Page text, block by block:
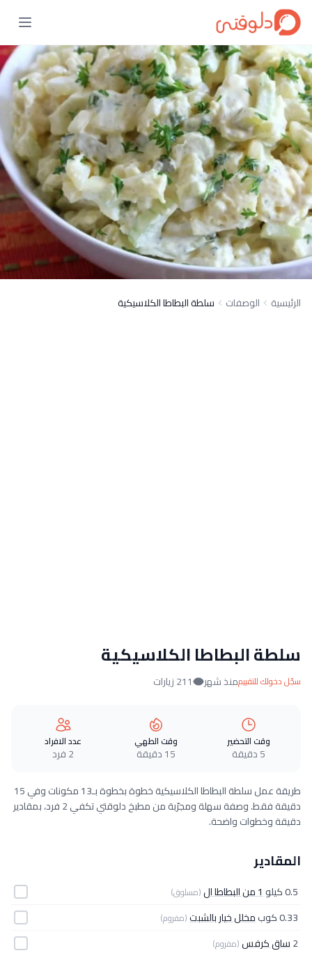
الرئيسية الوصفات سلطة البطاطا الكلاسيكية
سلطة البطاطا الكلاسيكية
سجّل دخولك للتقييممنذ شهر 211 زيارات
وقت التحضير
5 دقيقة
وقت الطهي
15 دقيقة
عدد الافراد
2 فرد
طريقة عمل سلطة البطاطا الكلاسيكية خطوة بخطوة بـ13 مكونات وفي 15
دقيقة فقط. وصفة سهلة ومجرّبة من مطبخ دلوقتي تكفي 2 فرد، بمقادير
دقيقة وخطوات واضحة.
المقادير
0.5 كيلو 1 من البطاطا ال (مسلوق)
0.33 كوب مخلل خيار بالشبت(مفروم)
2ساق كرفس(مفروم)